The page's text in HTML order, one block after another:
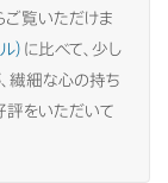
ご覧いただけま
） に比べて、少し
繊細な心の持ち
評をいただいて